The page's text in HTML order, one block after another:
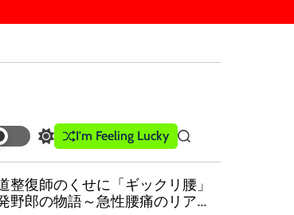
S
w
i
t
c
I'm Feeling Lucky
S
e
r
c
整復師のくせに「ギックリ腰」
野郎の物語～急性腰痛のリアル